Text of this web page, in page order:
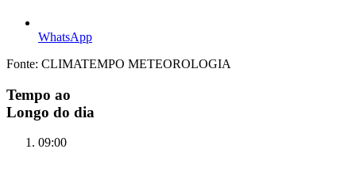
WhatsApp
Fonte: CLIMATEMPO METEOROLOGIA
Tempo ao
Longo do dia
09:00